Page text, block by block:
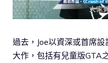
過去，Joe以資深或首席
大作，包括有兒童版GTA